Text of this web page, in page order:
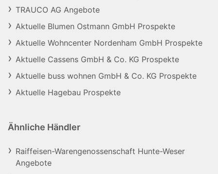
TRAUCO AG Angebote
Aktuelle Blumen Ostmann GmbH Prospekte
Aktuelle Wohncenter Nordenham GmbH Prospekte
Aktuelle Cassens GmbH & Co. KG Prospekte
Aktuelle buss wohnen GmbH & Co. KG Prospekte
Aktuelle Hagebau Prospekte
Ähnliche Händler
Raiffeisen-Warengenossenschaft Hunte-Weser
Angebote